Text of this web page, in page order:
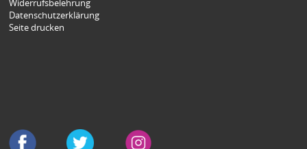
Datenschutzerklärung
Seite drucken